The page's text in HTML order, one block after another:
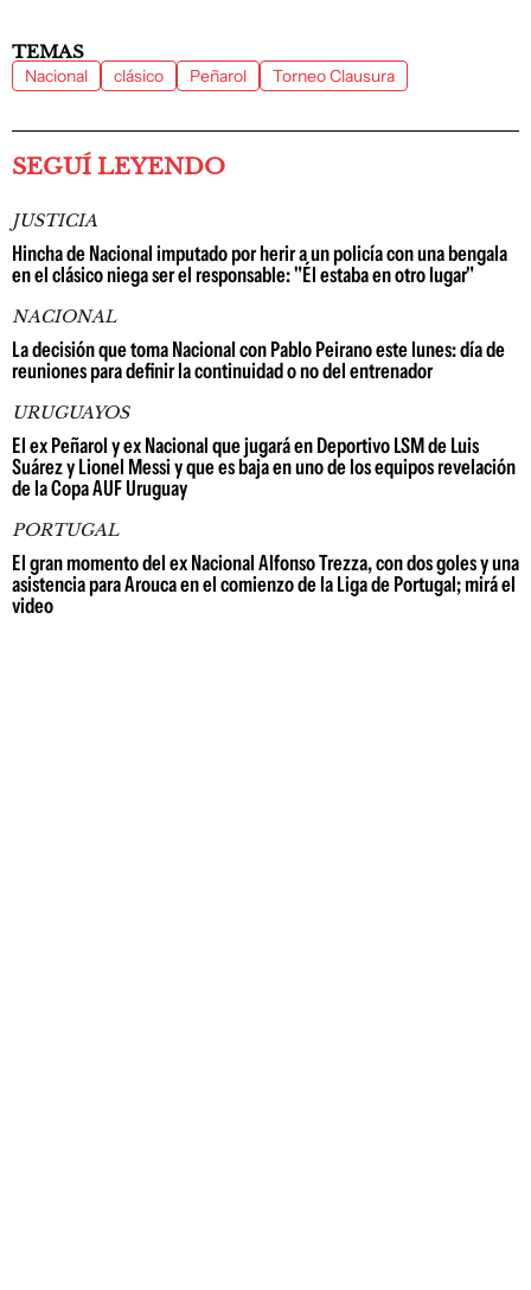
TEMAS
Nacional clásico Peñarol Torneo Clausura
SEGUÍ LEYENDO
JUSTICIA
Hincha de Nacional imputado por herir a un policía con una bengala
en el clásico niega ser el responsable: "Él estaba en otro lugar"
NACIONAL
La decisión que toma Nacional con Pablo Peirano este lunes: día de
reuniones para definir la continuidad o no del entrenador
URUGUAYOS
El ex Peñarol y ex Nacional que jugará en Deportivo LSM de Luis
Suárez y Lionel Messi y que es baja en uno de los equipos revelación
de la Copa AUF Uruguay
PORTUGAL
El gran momento del ex Nacional Alfonso Trezza, con dos goles y una
asistencia para Arouca en el comienzo de la Liga de Portugal; mirá el
video